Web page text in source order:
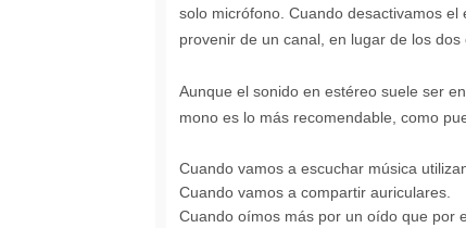
solo micrófono. Cuando desactivamos
provenir de un canal, en lugar de los
Aunque el sonido en estéreo suele ser
mono es lo más recomendable, como
Cuando vamos a escuchar música
Cuando vamos a compartir auriculares.
Cuando oímos más por un oído que por